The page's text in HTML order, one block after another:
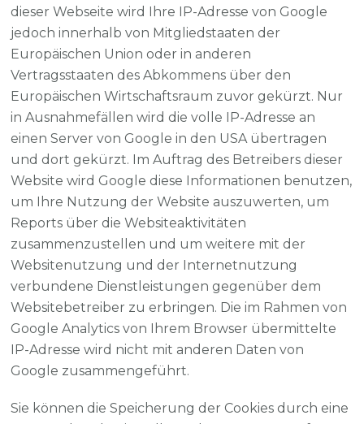
dieser Webseite wird Ihre IP-Adresse von Google
jedoch innerhalb von Mitgliedstaaten der
Europäischen Union oder in anderen
Vertragsstaaten des Abkommens über den
Europäischen Wirtschaftsraum zuvor gekürzt. Nur
in Ausnahmefällen wird die volle IP-Adresse an
einen Server von Google in den USA übertragen
und dort gekürzt. Im Auftrag des Betreibers dieser
Website wird Google diese Informationen benutzen,
um Ihre Nutzung der Website auszuwerten, um
Reports über die Websiteaktivitäten
zusammenzustellen und um weitere mit der
Websitenutzung und der Internetnutzung
verbundene Dienstleistungen gegenüber dem
Websitebetreiber zu erbringen. Die im Rahmen von
Google Analytics von Ihrem Browser übermittelte
IP-Adresse wird nicht mit anderen Daten von
Google zusammengeführt.
Sie können die Speicherung der Cookies durch eine